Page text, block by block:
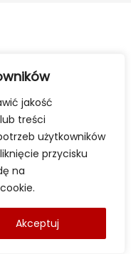
jakość
treści
użytkowników
przycisku
na
Akceptuj